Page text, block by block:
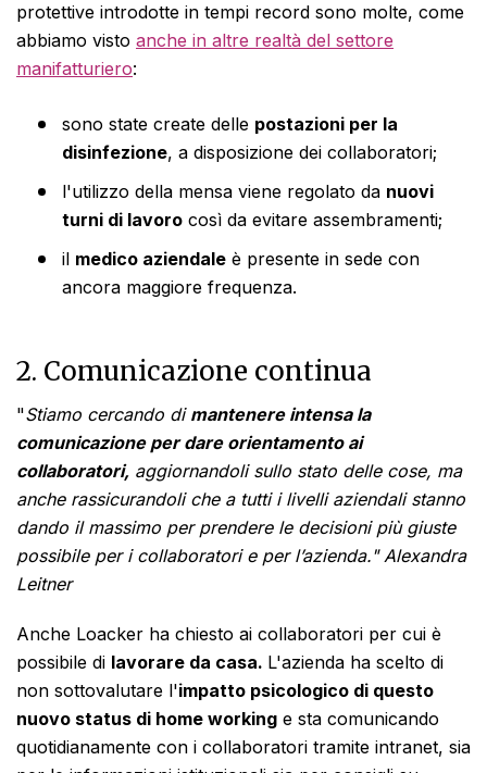
protettive introdotte in tempi record sono molte, come
abbiamo visto anche in altre realtà del settore
manifatturiero:
sono state create delle postazioni per la
disinfezione, a disposizione dei collaboratori;
l'utilizzo della mensa viene regolato da nuovi
turni di lavoro così da evitare assembramenti;
il medico aziendale è presente in sede con
ancora maggiore frequenza.
2. Comunicazione continua
"Stiamo cercando di mantenere intensa la
comunicazione per dare orientamento ai
collaboratori, aggiornandoli sullo stato delle cose, ma
anche rassicurandoli che a tutti i livelli aziendali stanno
dando il massimo per prendere le decisioni più giuste
possibile per i collaboratori e per l’azienda." Alexandra
Leitner
Anche Loacker ha chiesto ai collaboratori per cui è
possibile di lavorare da casa. L'azienda ha scelto di
non sottovalutare l'impatto psicologico di questo
nuovo status di home working e sta comunicando
quotidianamente con i collaboratori tramite intranet, sia